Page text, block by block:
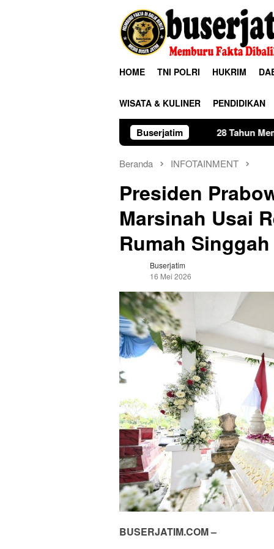
HOME TNI POLRI HUKRIM
WISATA & KULINER PENDIDIKAN
Buserjatim
28 Tahun Membina Rumah
Beranda INFOTAINMENT
Presiden
Marsinah Usai
Rumah
Buserjatim
16 Mei 2026
BUSERJATIM.COM –